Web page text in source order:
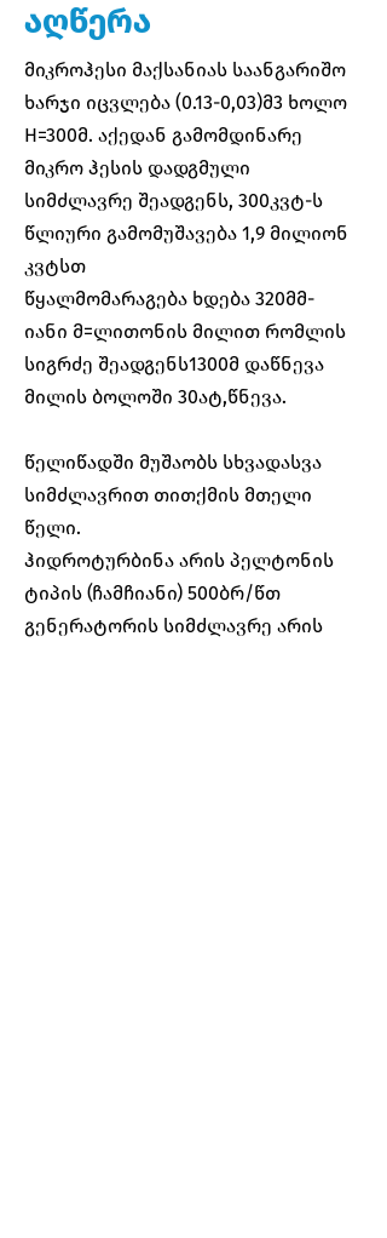
აღწერა
მიკროჰესი მაქსანიას საანგარიშო
ხარჯი იცვლება (0.13-0,03)მ3 ხოლო
H=300მ. აქედან გამომდინარე
მიკრო ჰესის დადგმული
სიმძლავრე შეადგენს, 300კვტ-ს
წლიური გამომუშავება 1,9 მილიონ
კვტსთ
წყალმომარაგება ხდება 320მმ-
იანი მ=ლითონის მილით რომლის
სიგრძე შეადგენს1300მ დაწნევა
მილის ბოლოში 30ატ,წნევა.
წელიწადში მუშაობს სხვადასვა
სიმძლავრით თითქმის მთელი
წელი.
ჰიდროტურბინა არის პელტონის
ტიპის (ჩამჩიანი) 500ბრ/წთ
გენერატორის სიმძლავრე არის